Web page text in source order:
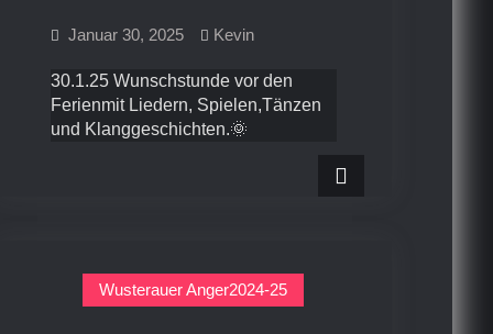
Januar 30, 2025 Kevin
30.1.25 Wunschstunde vor den
Ferienmit Liedern, Spielen,Tänzen
und Klanggeschichten.🌞
Wusterauer Anger2024-25